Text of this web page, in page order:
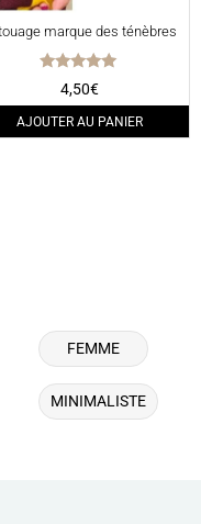
marque des ténèbres
Note
5.00
sur 5
4,50€
AJOUTER AU PANIER
FEMME
MINIMALISTE